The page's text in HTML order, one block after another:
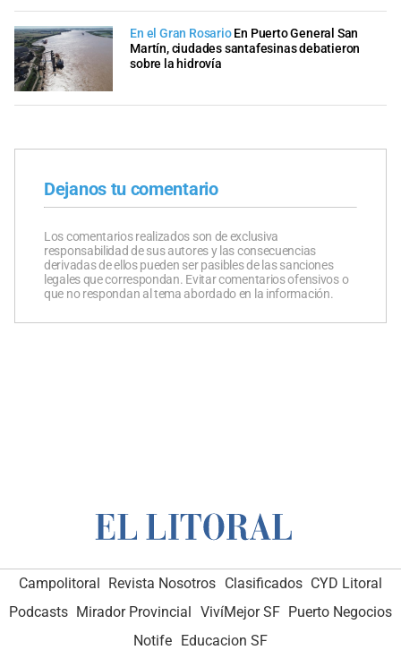
En el Gran Rosario En Puerto General San
Martín, ciudades santafesinas debatieron
sobre la hidrovía
Dejanos tu comentario
Los comentarios realizados son de exclusiva
responsabilidad de sus autores y las consecuencias
derivadas de ellos pueden ser pasibles de las sanciones
legales que correspondan. Evitar comentarios ofensivos o
que no respondan al tema abordado en la información.
Campolitoral Revista Nosotros Clasificados CYD Litoral
Podcasts Mirador Provincial VivíMejor SF Puerto Negocios
Notife Educacion SF